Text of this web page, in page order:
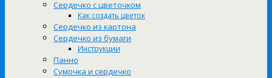
Сердечко с цветочком
Как создать цветок
Сердечко из картона
Сердечко из бумаги
Инструкции
Панно
Сумочка и сердечко